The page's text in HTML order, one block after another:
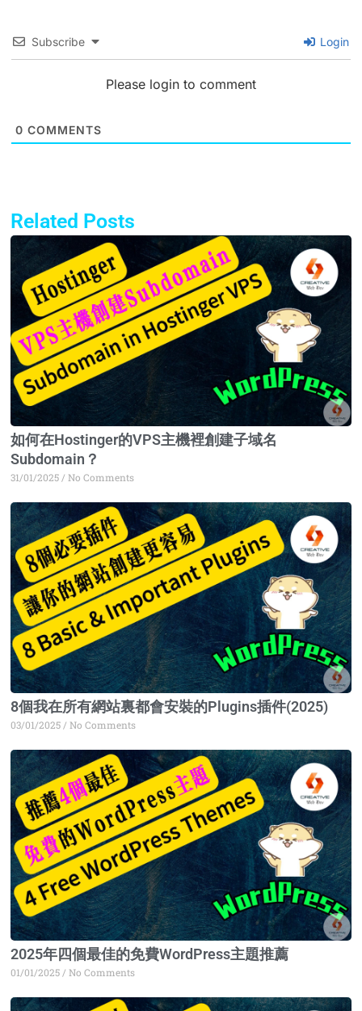
Subscribe Login
Please login to comment
0 COMMENTS
Related Posts
如何在Hostinger的VPS主機裡創建子域名
Subdomain？
31/01/2025 No Comments
8個我在所有網站裏都會安裝的Plugins插件(2025)
03/01/2025 No Comments
2025年四個最佳的免費WordPress主題推薦
01/01/2025 No Comments
PagePagePage Page